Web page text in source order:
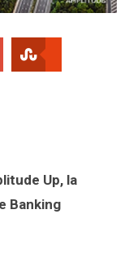
Up, la
Banking